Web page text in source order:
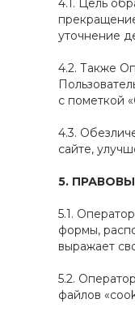
4.1. Цель
уточнение
4.2. Также
с пометкой
4.3.
сайте,
5.
5.1.
формы,
выражает
5.2.
файлов